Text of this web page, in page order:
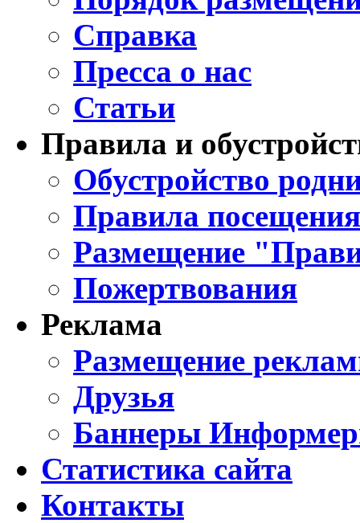
Справка
Пресса о нас
Статьи
Правила и
Обустройство
Правила
Размещение
Пожертвования
Реклама
Размещение
Друзья
Баннеры
Статистика сайта
Контакты